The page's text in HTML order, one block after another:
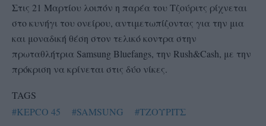
Στις 21 Μαρτίου λοιπόν η παρέα του Τζούριτς ρίχνεται
στο κυνήγι του ονείρου, αντιμετωπίζοντας για την μια
και μοναδική θέση στον τελικό κοντρα στην
πρωταθλήτρια Samsung Bluefangs, την Rush&Cash, με την
πρόκριση να κρίνεται στις δύο νίκες.
TAGS
#KEPCO 45
#SAMSUNG #ΤΖΟΥΡΙΤΣ